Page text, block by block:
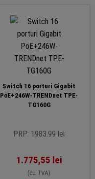
Switch 16 porturi Gigabit
PoE+246W-TRENDnet TPE-
TG160G
PRP: 1983.99 lei
1.775,55 lei
(cu TVA)